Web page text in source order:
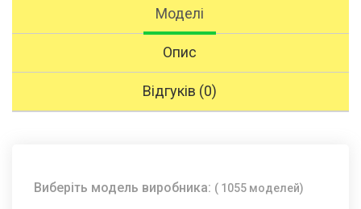
Моделі
Опис
Відгуків (0)
Виберіть модель виробника: ( 1055 моделей)